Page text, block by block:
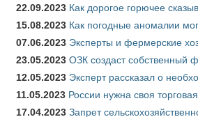
22.09.2023 Как дорогое горючее
15.08.2023 Как погодные аномалии
07.06.2023 Эксперты и фермерские
23.05.2023 ОЗК создаст собственный
12.05.2023 Эксперт рассказал о
11.05.2023 России нужна своя
17.04.2023 Запрет